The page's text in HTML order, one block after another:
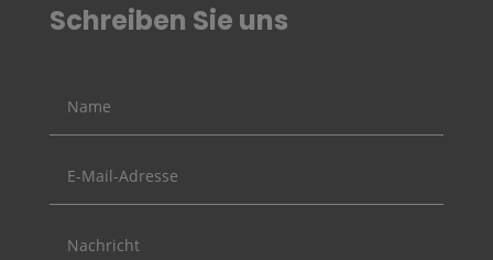
Schreiben Sie uns